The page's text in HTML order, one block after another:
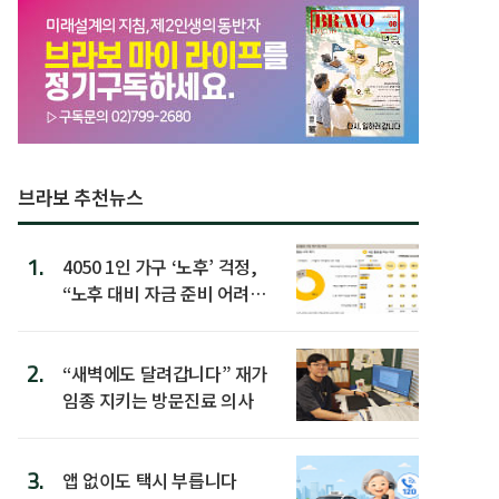
브라보 추천뉴스
1.
4050 1인 가구 ‘노후’ 걱정,
“노후 대비 자금 준비 어려
2.
“새벽에도 달려갑니다” 재가
임종 지키는 방문진료 의사
3.
앱 없이도 택시 부릅니다